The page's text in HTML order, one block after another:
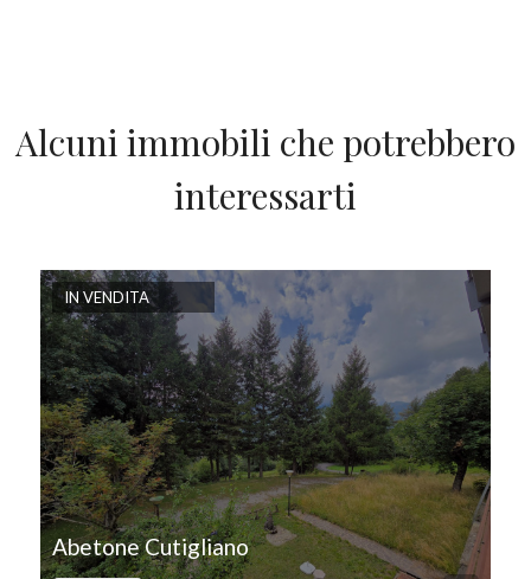
Alcuni immobili che potrebbero
interessarti
IN VENDITA
Abetone Cutigliano